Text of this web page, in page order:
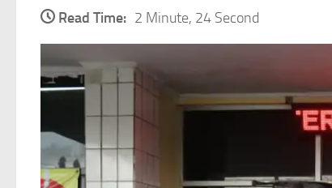
Read Time: 2 Minute, 24 Second